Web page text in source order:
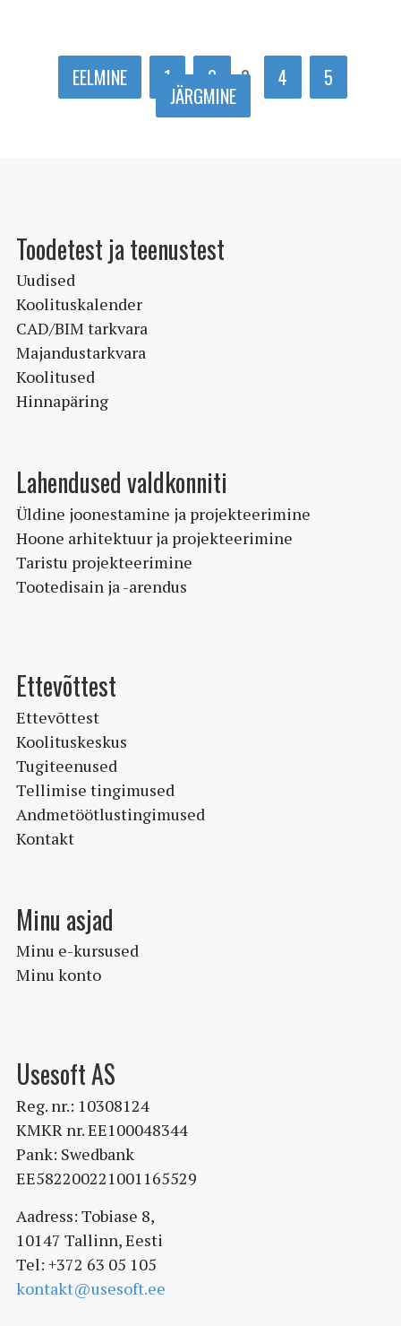
EELMINE 1 2 3 4 5
JÄRGMINE
Toodetest ja teenustest
Uudised
Koolituskalender
CAD/BIM tarkvara
Majandustarkvara
Koolitused
Hinnapäring
Lahendused valdkonniti
Üldine joonestamine ja projekteerimine
Hoone arhitektuur ja projekteerimine
Taristu projekteerimine
Tootedisain ja -arendus
Ettevõttest
Ettevõttest
Koolituskeskus
Tugiteenused
Tellimise tingimused
Andmetöötlustingimused
Kontakt
Minu asjad
Minu e-kursused
Minu konto
Usesoft AS
Reg. nr.: 10308124
KMKR nr. EE100048344
Pank: Swedbank
EE582200221001165529
Aadress: Tobiase 8,
10147 Tallinn, Eesti
Tel: +372 63 05 105
kontakt@usesoft.ee